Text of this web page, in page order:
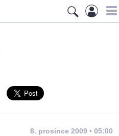
8. prosince 2009 • 05:00